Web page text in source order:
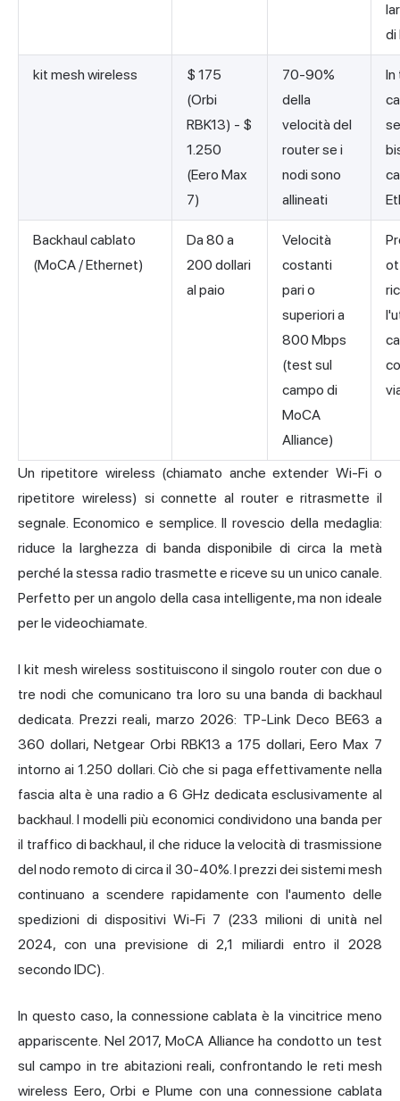
di
kit mesh wireless
$ 175
(Orbi
RBK13) - $
1.250
(Eero Max
7)
70-90%
della
velocità del
router se i
nodi sono
allineati
In
Backhaul cablato
(MoCA / Ethernet)
Da 80 a
200 dollari
al paio
Velocità
costanti
pari o
superiori a
800 Mbps
(test sul
campo di
MoCA
Alliance)
Un ripetitore wireless (chiamato anche extender Wi-Fi o
ripetitore wireless) si connette al router e ritrasmette il
segnale. Economico e semplice. Il rovescio della medaglia:
riduce la larghezza di banda disponibile di circa la metà
perché la stessa radio trasmette e riceve su un unico canale.
Perfetto per un angolo della casa intelligente, ma non ideale
per le videochiamate.
I kit mesh wireless sostituiscono il singolo router con due o
tre nodi che comunicano tra loro su una banda di backhaul
dedicata. Prezzi reali, marzo 2026: TP-Link Deco BE63 a
360 dollari, Netgear Orbi RBK13 a 175 dollari, Eero Max 7
intorno ai 1.250 dollari. Ciò che si paga effettivamente nella
fascia alta è una radio a 6 GHz dedicata esclusivamente al
backhaul. I modelli più economici condividono una banda per
il traffico di backhaul, il che riduce la velocità di trasmissione
del nodo remoto di circa il 30-40%. I prezzi dei sistemi mesh
continuano a scendere rapidamente con l'aumento delle
spedizioni di dispositivi Wi-Fi 7 (233 milioni di unità nel
2024, con una previsione di 2,1 miliardi entro il 2028
secondo IDC).
In questo caso, la connessione cablata è la vincitrice meno
appariscente. Nel 2017, MoCA Alliance ha condotto un test
sul campo in tre abitazioni reali, confrontando le reti mesh
wireless Eero, Orbi e Plume con una connessione cablata